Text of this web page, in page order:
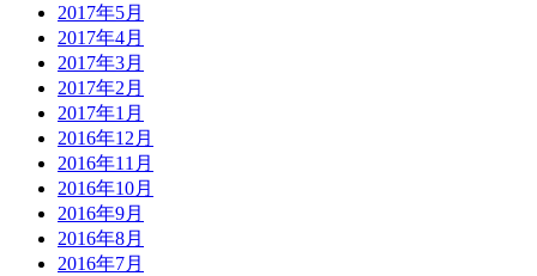
2017年5月
2017年4月
2017年3月
2017年2月
2017年1月
2016年12月
2016年11月
2016年10月
2016年9月
2016年8月
2016年7月